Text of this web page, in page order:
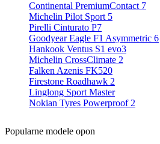
Continental PremiumContact 7
Michelin Pilot Sport 5
Pirelli Cinturato P7
Goodyear Eagle F1 Asymmetric 6
Hankook Ventus S1 evo3
Michelin CrossClimate 2
Falken Azenis FK520
Firestone Roadhawk 2
Linglong Sport Master
Nokian Tyres Powerproof 2
Popularne modele opon